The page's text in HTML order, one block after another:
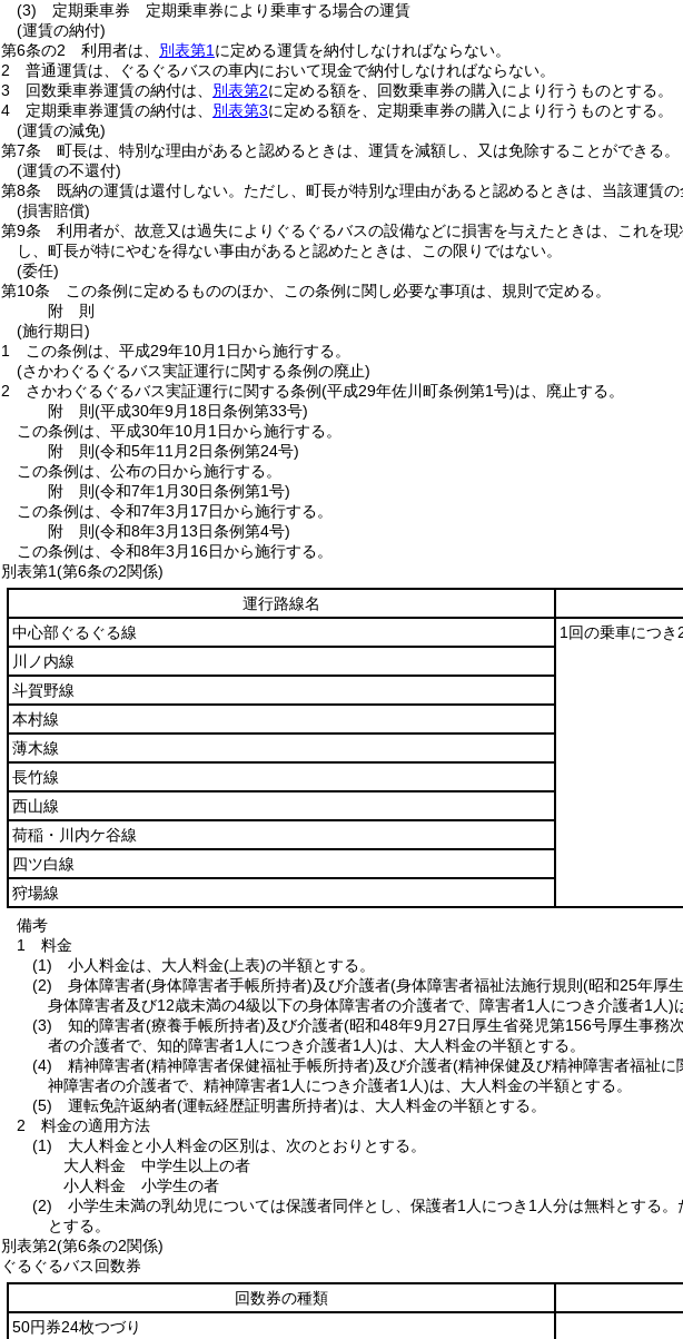
(3)
定期乗車券 定期乗車券により乗車する場合の運賃
(運賃の納付)
第6条の2
利用者は、 別表第1 に定める運賃を納付しなければならない。
2
普通運賃は、ぐるぐるバスの車内において現金で納付しなければならない。
3
回数乗車券運賃の納付は、 別表第2に定める額を、回数乗車券の購入により行うものとする。
4
定期乗車券運賃の納付は、 別表第3に定める額を、定期乗車券の購入により行うものとする。
(運賃の減免)
第7条
町長は、特別な理由があると認めるときは、運賃を減額し、又は免除することができる。
(運賃の不還付)
第8条
既納の運賃は還付しない。 ただし、町長が特別な理由があると認めるときは、当該運賃
(損害賠償)
第9条
利用者が、故意又は過失によりぐるぐるバスの設備などに損害を与えたときは、これを
し、町長が特にやむを得ない事由があると認めたときは、この限りではない。
(委任)
第10条
この条例に定めるもののほか、この条例に関し必要な事項は、規則で定める。
附 則
(施行期日)
1
この条例は、平成29年10月1日から施行する。
(さかわぐるぐるバス実証運行に関する条例の廃止)
2
さかわぐるぐるバス実証運行に関する条例(平成29年佐川町条例第1号)は、廃止する。
附 則(平成30年9月18日条例第33号)
この条例は、平成30年10月1日から施行する。
附 則(令和5年11月2日条例第24号)
この条例は、公布の日から施行する。
附 則(令和7年1月30日条例第1号)
この条例は、令和7年3月17日から施行する。
附 則(令和8年3月13日条例第4号)
この条例は、令和8年3月16日から施行する。
別表第1(第6条の2関係)
運行路線名
中心部ぐるぐる線
1回の乗車につき
川ノ内線
斗賀野線
本村線
薄木線
長竹線
西山線
荷稲・川内ケ谷線
四ツ白線
狩場線
備考
1 料金
(1) 小人料金は、大人料金(上表)の半額とする。
(2) 身体障害者(身体障害者手帳所持者)及び介護者(身体障害者福祉法施行規則(昭和25年厚
身体障害者及び12歳未満の4級以下の身体障害者の介護者で、障害者1人につき介護者1人)
(3) 知的障害者(療養手帳所持者)及び介護者(昭和48年9月27日厚生省発児第156号厚生事務
者の介護者で、知的障害者1人につき介護者1人)は、大人料金の半額とする。
(4) 精神障害者(精神障害者保健福祉手帳所持者)及び介護者(精神保健及び精神障害者福祉
神障害者の介護者で、精神障害者1人につき介護者1人)は、大人料金の半額とする。
(5) 運転免許返納者(運転経歴証明書所持者)は、大人料金の半額とする。
2 料金の適用方法
(1) 大人料金と小人料金の区別は、次のとおりとする。
大人料金 中学生以上の者
小人料金 小学生の者
(2) 小学生未満の乳幼児については保護者同伴とし、保護者1人につき1人分は無料とする
とする。
別表第2(第6条の2関係)
ぐるぐるバス回数券
回数券の種類
50円券24枚つづり